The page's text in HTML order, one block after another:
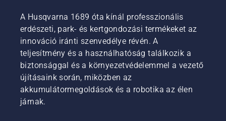
A Husqvarna 1689 óta kínál professzionális
erdészeti, park- és kertgondozási termékeket az
innováció iránti szenvedélye révén. A
teljesítmény és a használhatóság találkozik a
biztonsággal és a környezetvédelemmel a vezető
újításaink során, miközben az
akkumulátormegoldások és a robotika az élen
járnak.